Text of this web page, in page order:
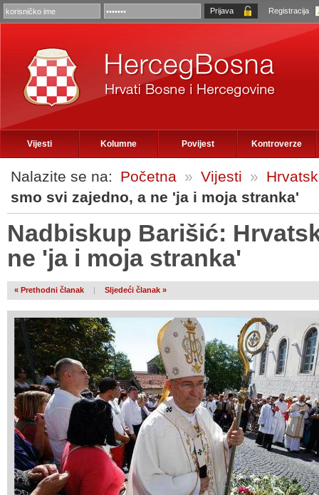
Registracija
Vijesti Kolumne Povijest Kontroverze
Nalazite se na: Početna » Vijesti »
smo svi zajedno, a ne 'ja i moja stranka'
Nadbiskup Barišić:
ne 'ja i moja stranka'
« Prethodni članak | Sljedeći članak »